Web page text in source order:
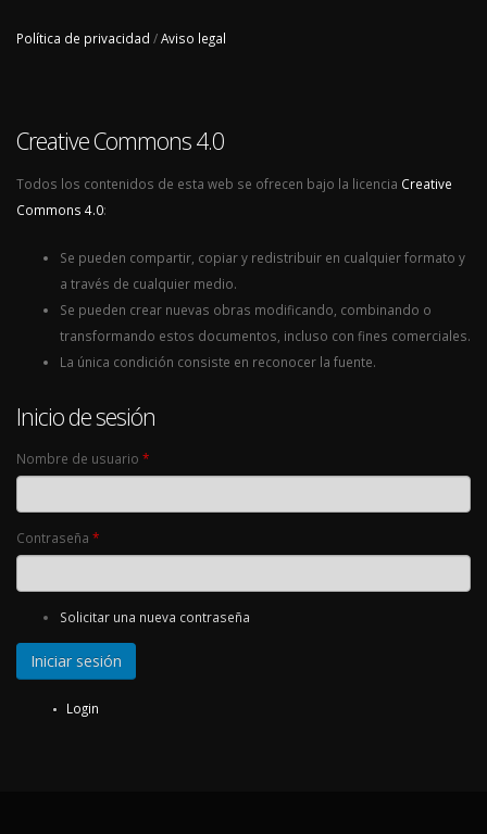
Política de privacidad /Aviso legal
Creative Commons 4.0
Todos los contenidos de esta web se ofrecen bajo la licencia Creative
Commons 4.0:
Se pueden compartir, copiar y redistribuir en cualquier formato y
a través de cualquier medio.
Se pueden crear nuevas obras modificando, combinando o
transformando estos documentos, incluso con fines comerciales.
La única condición consiste en reconocer la fuente.
Inicio de sesión
Nombre de usuario *
Contraseña *
Solicitar una nueva contraseña
Login